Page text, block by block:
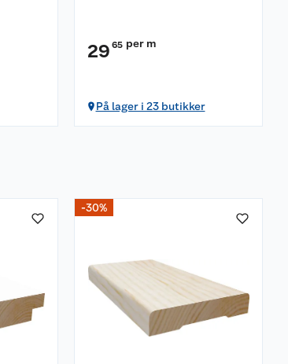
29 65 per m
På lager i 23 butikker
-30%